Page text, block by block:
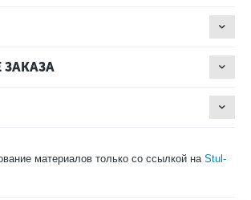
материалов только со ссылкой на Stul-